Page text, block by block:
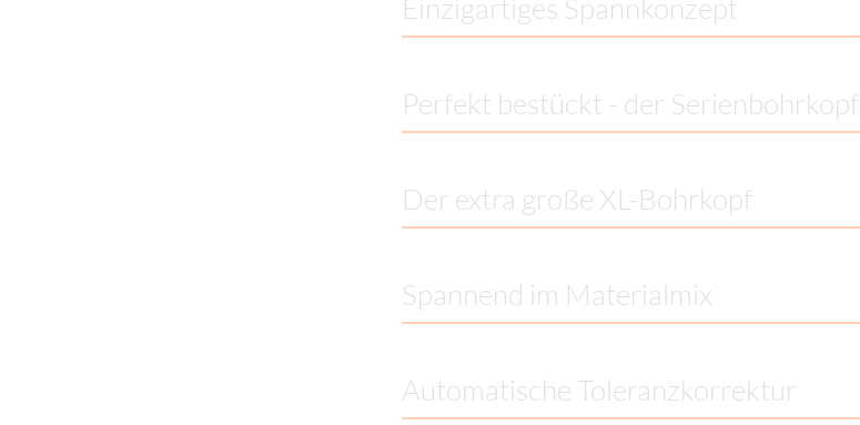
Einzigartiges Spannkonzept
Perfekt bestückt - der Serienbohrkopf
Der extra große XL-Bohrkopf
Spannend im Materialmix
Automatische Toleranzkorrektur